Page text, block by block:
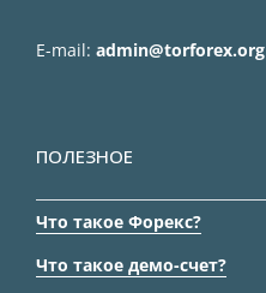
E-mail: admin@torforex.org
ПОЛЕЗНОЕ
Что такое Форекс?
Что такое демо-счет?